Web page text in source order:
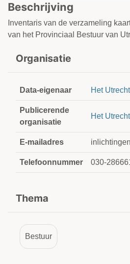
Beschrijving
Inventaris van de verzameling
van het Provinciaal Bestuur van
Organisatie
Data-eigenaar Het
Publicerende
organisatie
Het
E-mailadres
Telefoonnummer 030-
Thema
Bestuur